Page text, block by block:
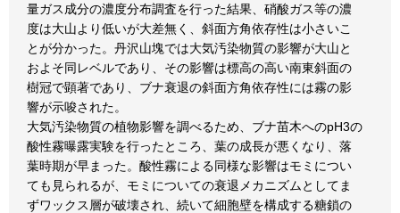
量ガス成分の濃度分布調査を行った結果、硝酸ガス等の濃
度は大山より低いが大差無く、斜面方角依存性は小さいこ
とが分かった。丹沢山塊では大気汚染物質の影響が大山と
およそ同レベルであり、その影響は標高の高い南東斜面の
樹冠で顕著であり、ブナ衰退の斜面方角依存性には霧の影
響が示唆された。
大気汚染物質の植物影響を調べるため、ブナ苗木へのpH3の
酸性霧曝露実験を行ったところ、葉の成長が悪くなり、落
葉時期が早まった。酸性霧による同様な影響はモミについ
ても見られるが、モミについての衰退メカニズムとしてま
ずワックス層が破壊され、続いて細胞壁を構成する糖鎖の